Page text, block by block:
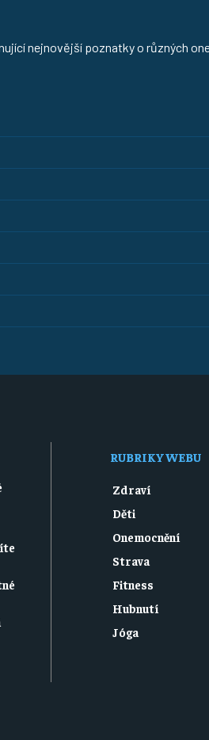
nejnovější poznatky o různých
RUBRIKY WEBU
Zdraví
Děti
Onemocnění
Strava
Fitness
Hubnutí
Jóga